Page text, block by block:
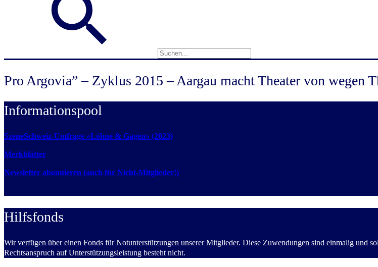
Pro Argovia” – Zyklus 2015 – Aargau macht Theater von wegen
Informationspool
SzeneSchweiz-Umfrage «Löhne & Gagen» (2023)
Merkblätter
Newsletter abonnieren (auch für Nicht-Mitglieder!)
Hilfsfonds
Wir verfügen über einen Fonds für Notunterstützungen unserer Mitglieder. Diese Zuwendungen sind einmalig und
Rechtsanspruch auf Unterstützungsleistung besteht nicht.